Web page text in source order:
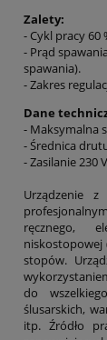
Zalety:
- Cykl pracy 60
- Prąd
spawania).
- Zakres
Dane
- Maksymalna
- Średnica
- Zasilanie 230
Urządzenie
ręcznego,
niskostopowej
stopów.
do
ślusarskich,
itp. Źródło